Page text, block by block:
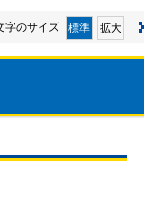
字のサイズ 標準 拡大